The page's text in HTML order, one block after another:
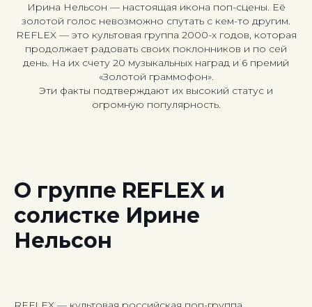
Ирина Нельсон — настоящая икона поп-сцены. Её
золотой голос невозможно спутать с кем-то другим.
REFLEX — это культовая группа 2000-х годов, которая
продолжает радовать своих поклонников и по сей
день. На их счету 20 музыкальных наград и 6 премий
«Золотой граммофон».
Эти факты подтверждают их высокий статус и
огромную популярность.
О группе REFLEX и
солистке Ирине
Нельсон